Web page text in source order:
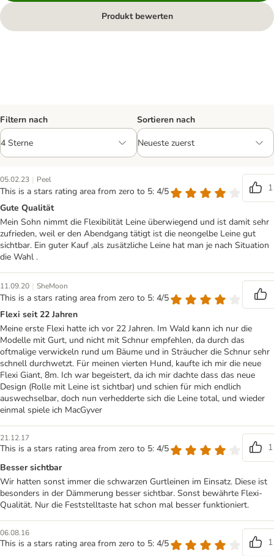
Produkt bewerten
Filtern nach Sortieren nach
05.02.23 | Peel
This is a stars rating area from zero to 5: 4/5
1
Gute Qualität
Mein Sohn nimmt die Flexibilität Leine überwiegend und ist damit sehr
zufrieden, weil er den Abendgang tätigt ist die neongelbe Leine gut
sichtbar. Ein guter Kauf ,als zusätzliche Leine hat man je nach Situation
die Wahl .
11.09.20 | SheMoon
This is a stars rating area from zero to 5: 4/5
Flexi seit 22 Jahren
Meine erste Flexi hatte ich vor 22 Jahren. Im Wald kann ich nur die
Modelle mit Gurt, und nicht mit Schnur empfehlen, da durch das
oftmalige verwickeln rund um Bäume und in Sträucher die Schnur sehr
schnell durchwetzt. Für meinen vierten Hund, kaufte ich mir die neue
Flexi Giant, 8m. Ich war begeistert, da ich mir dachte dass das neue
Design (Rolle mit Leine ist sichtbar) und schien für mich endlich
auswechselbar, doch nun verhedderte sich die Leine total, und wieder
einmal spiele ich MacGyver
21.12.17
This is a stars rating area from zero to 5: 4/5
1
Besser sichtbar
Wir hatten sonst immer die schwarzen Gurtleinen im Einsatz. Diese ist
besonders in der Dämmerung besser sichtbar. Sonst bewährte Flexi-
Qualität. Nur die Feststelltaste hat schon mal besser funktioniert.
06.08.16
This is a stars rating area from zero to 5: 4/5
1